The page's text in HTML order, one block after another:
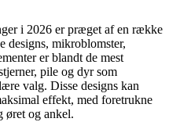
i 2026 er præget af en række
designs, mikroblomster,
er blandt de mest
pile og dyr som
valg. Disse designs kan
effekt, med foretrukne
øret og ankel.